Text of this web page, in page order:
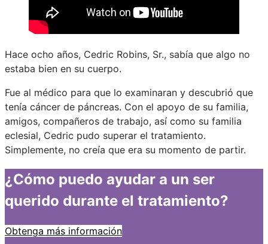
Hace ocho años, Cedric Robins, Sr., sabía que algo no
estaba bien en su cuerpo.
Fue al médico para que lo examinaran y descubrió que
tenía cáncer de páncreas. Con el apoyo de su familia,
amigos, compañeros de trabajo, así como su familia
eclesial, Cedric pudo superar el tratamiento.
Simplemente, no creía que era su momento de partir.
¿Cómo puedo ayudar a un ser
querido durante el tratamiento?
Obtenga más información